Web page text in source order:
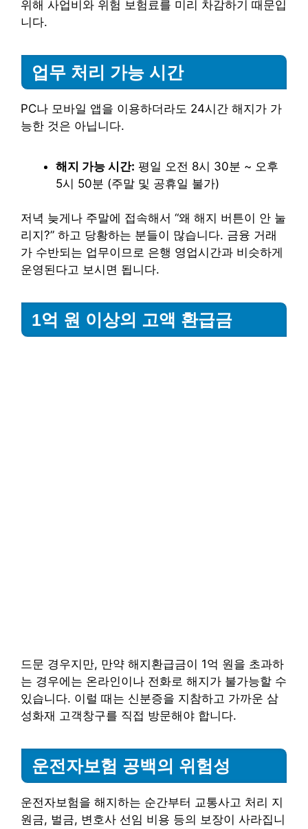
위해 사업비와 위험 보험료를 미리 차감하기 때문입
니다.
업무 처리 가능 시간
PC나 모바일 앱을 이용하더라도 24시간 해지가 가
능한 것은 아닙니다.
해지 가능 시간: 평일 오전 8시 30분 ~ 오후
5시 50분 (주말 및 공휴일 불가)
저녁 늦게나 주말에 접속해서 “왜 해지 버튼이 안 눌
리지?” 하고 당황하는 분들이 많습니다. 금융 거래
가 수반되는 업무이므로 은행 영업시간과 비슷하게
운영된다고 보시면 됩니다.
1억 원 이상의 고액 환급금
드문 경우지만, 만약 해지환급금이 1억 원을 초과하
는 경우에는 온라인이나 전화로 해지가 불가능할 수
있습니다. 이럴 때는 신분증을 지참하고 가까운 삼
성화재 고객창구를 직접 방문해야 합니다.
운전자보험 공백의 위험성
운전자보험을 해지하는 순간부터 교통사고 처리 지
원금, 벌금, 변호사 선임 비용 등의 보장이 사라집니